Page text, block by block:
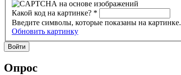
Какой код на картинке? *
Введите символы, которые показаны на картинке.
Обновить картинку
Опрос